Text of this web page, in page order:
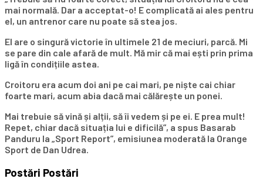
mai normală. Dar a acceptat-o! E complicată ai ales pentru
el, un antrenor care nu poate să stea jos.
El are o singură victorie în ultimele 21 de meciuri, parcă. Mi
se pare din cale afară de mult. Mă mir că mai ești prin prima
ligă în condițiile astea.
Croitoru era acum doi ani pe cai mari, pe niște cai chiar
foarte mari, acum abia dacă mai călărește un ponei.
Mai trebuie să vină și alții, să îi vedem și pe ei. E prea mult!
Repet, chiar dacă situația lui e dificilă”, a spus Basarab
Panduru la „Sport Report”, emisiunea moderată la Orange
Sport de Dan Udrea.
Postări Postări